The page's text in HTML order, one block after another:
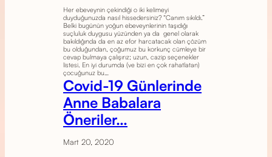
Her ebeveynin çekindiği o iki kelimeyi
duyduğunuzda nasıl hissedersiniz? “Canım sıkıldı.”
Belki bugünün yoğun ebeveynlerinin taşıdığı
suçluluk duygusu yüzünden ya da genel olarak
bakıldığında da en az efor harcatacak olan çözüm
bu olduğundan, çoğumuz bu korkunç cümleye bir
cevap bulmaya çalışırız; uzun, cazip seçenekler
listesi. En iyi durumda (ve bizi en çok rahatlatan)
çocuğunuz bu…
Covid-19 Günlerinde
Anne Babalara
Öneriler…
Mart 20, 2020